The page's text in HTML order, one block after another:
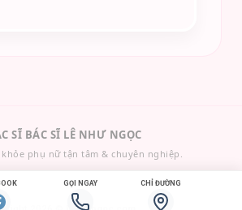
SĨ BÁC SĨ LÊ NHƯ NGỌC
khỏe phụ nữ tận tâm & chuyên nghiệp.
GỌI NGAY CHỈ ĐƯỜNG